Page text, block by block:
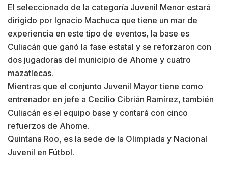
El seleccionado de la categoría Juvenil Menor estará
dirigido por Ignacio Machuca que tiene un mar de
experiencia en este tipo de eventos, la base es
Culiacán que ganó la fase estatal y se reforzaron con
dos jugadoras del municipio de Ahome y cuatro
mazatlecas.
Mientras que el conjunto Juvenil Mayor tiene como
entrenador en jefe a Cecilio Cibrián Ramírez, también
Culiacán es el equipo base y contará con cinco
refuerzos de Ahome.
Quintana Roo, es la sede de la Olimpiada y Nacional
Juvenil en Fútbol.